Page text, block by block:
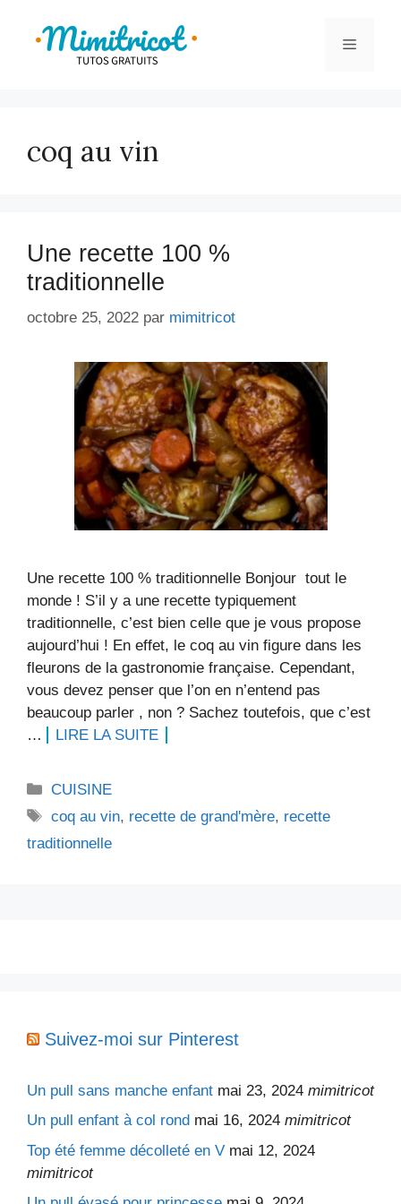
contenu
Menu
coq au vin
Une recette 100 %
traditionnelle
octobre 25, 2022 par mimitricot
Une recette 100 % traditionnelle Bonjour tout le
monde ! S’il y a une recette typiquement
traditionnelle, c’est bien celle que je vous propose
aujourd’hui ! En effet, le coq au vin figure dans les
fleurons de la gastronomie française. Cependant,
vous devez penser que l’on en n’entend pas
beaucoup parler , non ? Sachez toutefois, que c’est
…
LIRE LA SUITE
Catégories
CUISINE
Étiquettes
coq au vin, recette de grand'mère, recette
traditionnelle
Suivez-moi sur Pinterest
Un pull sans manche enfant mai 23, 2024 mimitricot
Un pull enfant à col rond mai 16, 2024 mimitricot
Top été femme décolleté en V mai 12, 2024
mimitricot